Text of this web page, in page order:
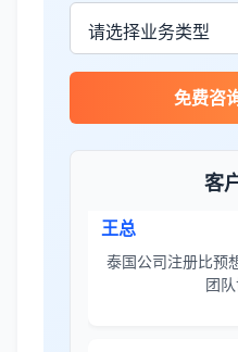
免费咨
客
泰国公司注册比预
Sophie Martin
BOI申请非常顺利